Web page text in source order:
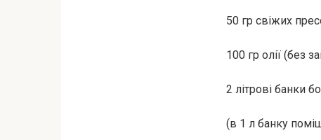
50 гр свіжих
100 гр олії (без
2 літрові банки
(в 1 л банку